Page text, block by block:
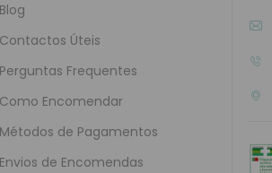
Blog
Contactos Úteis
Perguntas Frequentes
Como Encomendar
Métodos de Pagamentos
Envios de Encomendas